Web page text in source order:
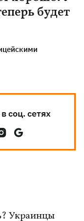
будет
соц. сетях
Украинцы